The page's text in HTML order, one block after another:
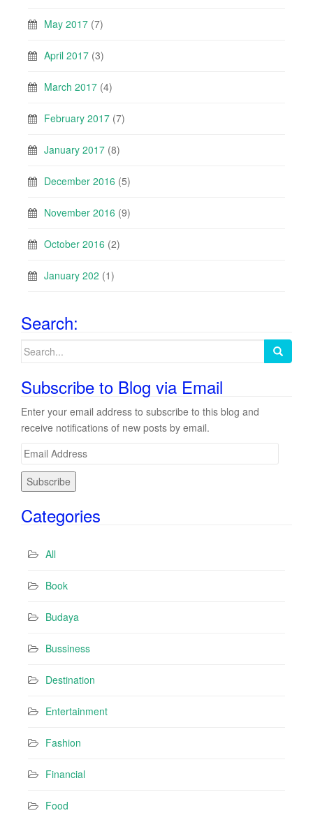
May 2017 (7)
April 2017 (3)
March 2017 (4)
February 2017 (7)
January 2017 (8)
December 2016 (5)
November 2016 (9)
October 2016 (2)
January 202 (1)
Search:
Search
Subscribe to Blog via Email
Enter your email address to subscribe to this blog and
receive notifications of new posts by email.
E
lCategories
All
Book
Budaya
Bussiness
Destination
Entertainment
Fashion
Financial
Food